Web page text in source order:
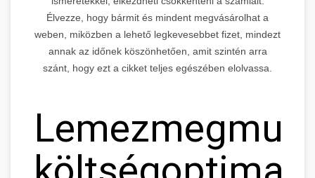
Élvezze, hogy bármit és mindent megvásárolhat a
weben, miközben a lehető legkevesebbet fizet, mindezt
annak az időnek köszönhetően, amit szintén arra
szánt, hogy ezt a cikket teljes egészében elolvassa.